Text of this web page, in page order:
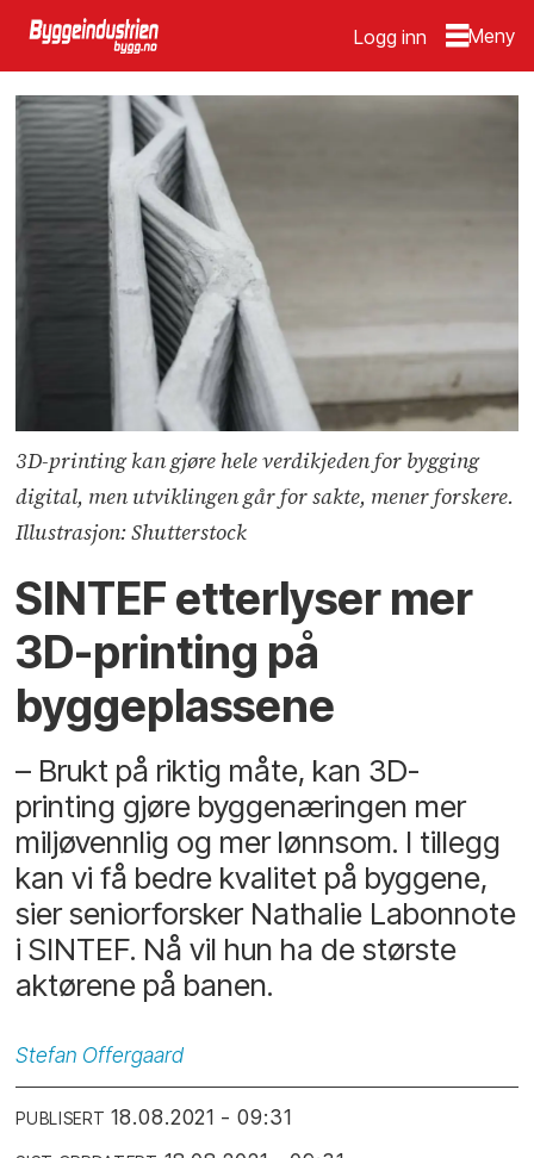
Logg inn
3D-printing kan gjøre hele verdikjeden for bygging
digital, men utviklingen går for sakte, mener forskere.
Illustrasjon: Shutterstock
SINTEF etterlyser mer
3D-printing på
byggeplassene
– Brukt på riktig måte, kan 3D-
printing gjøre byggenæringen mer
miljøvennlig og mer lønnsom. I tillegg
kan vi få bedre kvalitet på byggene,
sier seniorforsker Nathalie Labonnote
i SINTEF. Nå vil hun ha de største
aktørene på banen.
Stefan Offergaard
PUBLISERT 18.08.2021 - 09:31